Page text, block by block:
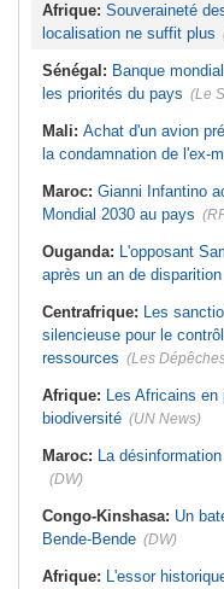
Afrique: Souveraineté
localisation ne suffit plus
Sénégal: Banque
les priorités du pays (Le
Mali: Achat d'un avion
la condamnation de l'ex-
Maroc: Gianni Infantino
Mondial 2030 au pays
Ouganda: L'opposant
après un an de disparition
Centrafrique: Les
silencieuse pour le
ressources (Les
Afrique: Les Africains
biodiversité (UN News)
Maroc: La
(DW)
Congo-Kinshasa: Un
Bende-Bende (DW)
Afrique: L'essor